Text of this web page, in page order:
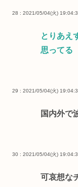
28 : 2021/05/04(火)
とりあえ
思ってる
29 : 2021/05/04(火)
国内外で
30 : 2021/05/04(火)
可哀想な